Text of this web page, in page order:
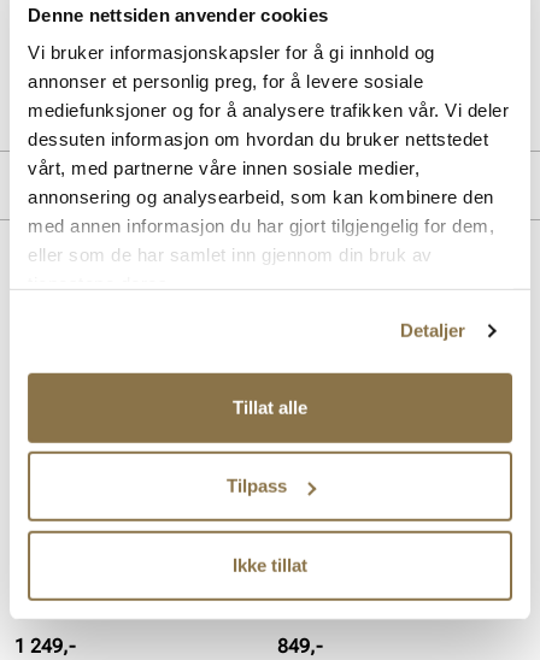
Denne nettsiden anvender cookies
Vi bruker informasjonskapsler for å gi innhold og
annonser et personlig preg, for å levere sosiale
mediefunksjoner og for å analysere trafikken vår. Vi deler
dessuten informasjon om hvordan du bruker nettstedet
vårt, med partnerne våre innen sosiale medier,
annonsering og analysearbeid, som kan kombinere den
med annen informasjon du har gjort tilgjengelig for dem,
eller som de har samlet inn gjennom din bruk av
Detaljer
Tillat alle
Tilpass
Ikke tillat
Art. nr.64767401
Lev. art. nrPZ530SC1
MERKE
Pris
1 249,- Pris
849,-